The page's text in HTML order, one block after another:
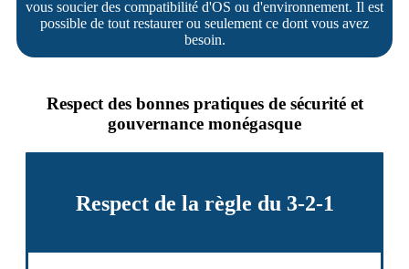
vous soucier des compatibilité d'OS ou d'environnement. Il est
possible de tout restaurer ou seulement ce dont vous avez
besoin.
Respect des bonnes pratiques de sécurité et
gouvernance monégasque
Respect de la règle du 3-2-1